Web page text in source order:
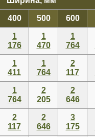
400 500 600
1
176
1
470
1
764
1
411
1
764
2
117
1
764
2
205
2
646
2
117
2
646
3
175